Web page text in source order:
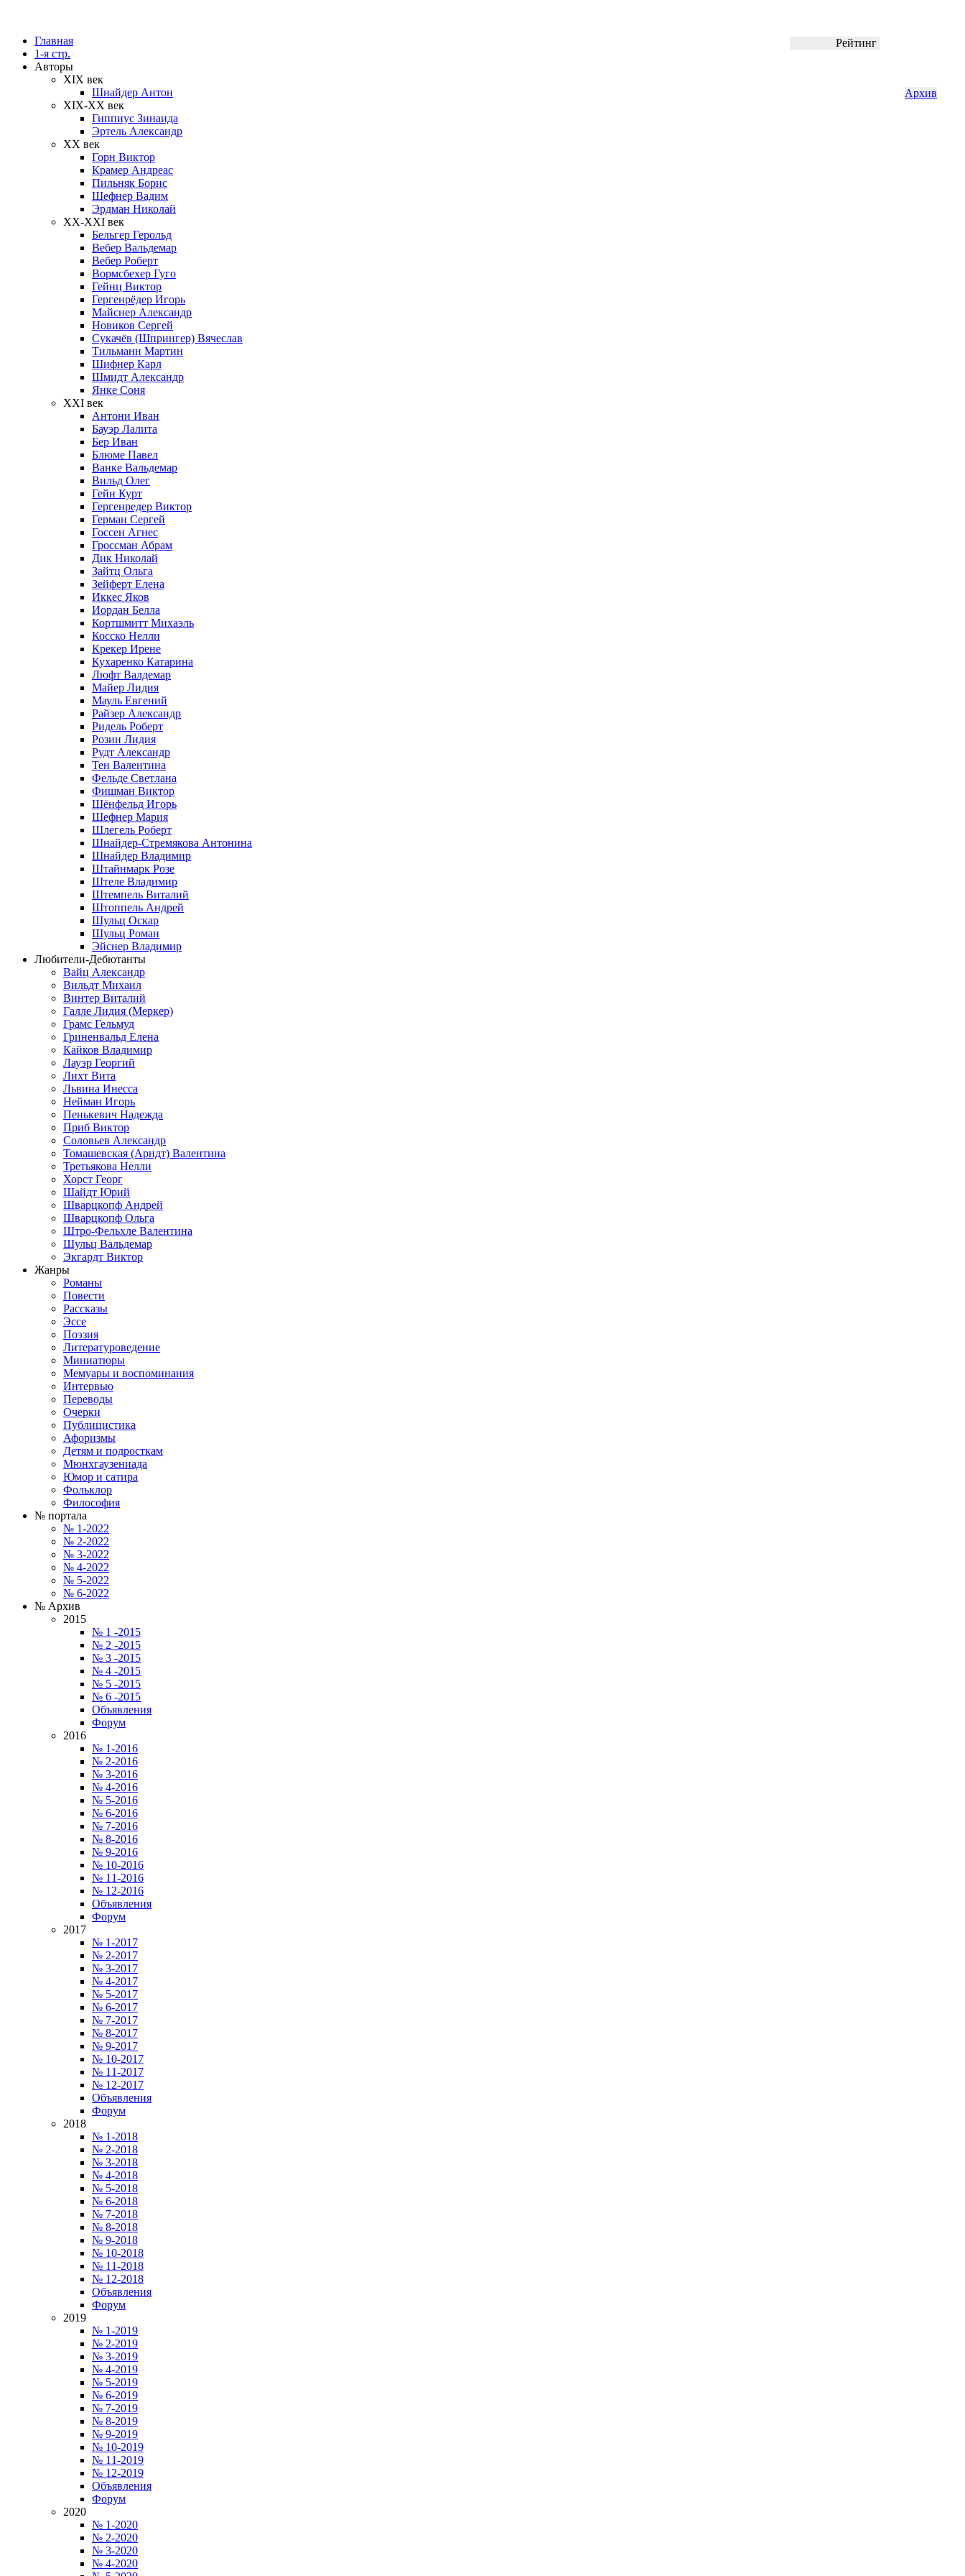
Главная
1-я стр.
Авторы
XIX век
Шнайдер Антон
XIX-XX век
Гиппиус Зинаида
Эртель Александр
XX век
Горн Виктор
Крамер Андреас
Пильняк Борис
Шефнер Вадим
Эрдман Николай
ХХ-XXI век
Бельгер Герольд
Вебер Вальдемар
Вебер Роберт
Вормсбехер Гуго
Гейнц Виктор
Гергенрёдер Игорь
Майснер Александр
Новиков Сергей
Сукачёв (Шпрингер) Вячеслав
Тильманн Мартин
Шифнер Карл
Шмидт Александр
Янке Соня
XXI век
Антони Иван
Бауэр Лалита
Бер Иван
Блюме Павел
Ванке Вальдемар
Вильд Олег
Гейн Курт
Гергенредер Виктор
Герман Сергей
Госсен Агнес
Гроссман Абрам
Дик Николай
Зайтц Ольга
Зейферт Елена
Иккес Яков
Иордан Белла
Кортшмитт Михаэль
Косско Нелли
Крекер Ирене
Кухаренко Катарина
Люфт Валдемaр
Майер Лидия
Мауль Евгений
Райзер Александр
Ридель Роберт
Розин Лидия
Рудт Александр
Тен Валентина
Фельде Светлана
Фишман Виктор
Шёнфельд Игорь
Шефнер Мария
Шлегель Роберт
Шнайдер-Стремякова Антонина
Шнайдер Владимир
Штайнмарк Розe
Штеле Владимир
Штемпель Виталий
Штоппель Андрей
Шульц Оскар
Шульц Роман
Эйснер Владимир
Любители-Дебютанты
Вайц Александр
Вильдт Михаил
Винтер Виталий
Галле Лидия (Меркер)
Грамс Гельмуд
Гриненвальд Елена
Кайков Владимир
Лауэр Георгий
Лихт Вита
Львина Инесса
Нейман Игорь
Пенькевич Надежда
Приб Виктор
Соловьев Александр
Томашевская (Арндт) Валентина
Третьякова Нелли
Хорст Георг
Шайдт Юрий
Шварцкопф Андрей
Шварцкопф Ольга
Штро-Фельхле Валентина
Шульц Вальдемар
Экгардт Виктор
Жанры
Романы
Повести
Рассказы
Эссе
Поэзия
Литературоведение
Миниатюры
Мемуары и воспоминания
Интервью
Переводы
Очерки
Публицистика
Афоризмы
Детям и подросткам
Мюнхгаузениада
Юмор и сатира
Фольклор
Философия
№ портала
№ 1-2022
№ 2-2022
№ 3-2022
№ 4-2022
№ 5-2022
№ 6-2022
№ Архив
2015
№ 1 -2015
№ 2 -2015
№ 3 -2015
№ 4 -2015
№ 5 -2015
№ 6 -2015
Объявления
Форум
2016
№ 1-2016
№ 2-2016
№ 3-2016
№ 4-2016
№ 5-2016
№ 6-2016
№ 7-2016
№ 8-2016
№ 9-2016
№ 10-2016
№ 11-2016
№ 12-2016
Объявления
Форум
2017
№ 1-2017
№ 2-2017
№ 3-2017
№ 4-2017
№ 5-2017
№ 6-2017
№ 7-2017
№ 8-2017
№ 9-2017
№ 10-2017
№ 11-2017
№ 12-2017
Объявления
Форум
2018
№ 1-2018
№ 2-2018
№ 3-2018
№ 4-2018
№ 5-2018
№ 6-2018
№ 7-2018
№ 8-2018
№ 9-2018
№ 10-2018
№ 11-2018
№ 12-2018
Объявления
Форум
2019
№ 1-2019
№ 2-2019
№ 3-2019
№ 4-2019
№ 5-2019
№ 6-2019
№ 7-2019
№ 8-2019
№ 9-2019
№ 10-2019
№ 11-2019
№ 12-2019
Объявления
Форум
2020
№ 1-2020
№ 2-2020
№ 3-2020
№ 4-2020
Рейтинг
Архив